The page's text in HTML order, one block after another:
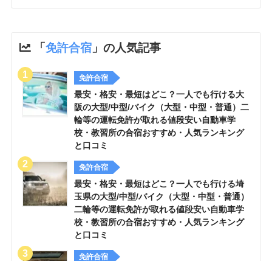
「免許合宿」の人気記事
免許合宿
最安・格安・最短はどこ？一人でも行ける大
阪の大型/中型/バイク（大型・中型・普通）二
輪等の運転免許が取れる値段安い自動車学
校・教習所の合宿おすすめ・人気ランキング
と口コミ
免許合宿
最安・格安・最短はどこ？一人でも行ける埼
玉県の大型/中型/バイク（大型・中型・普通）
二輪等の運転免許が取れる値段安い自動車学
校・教習所の合宿おすすめ・人気ランキング
と口コミ
免許合宿